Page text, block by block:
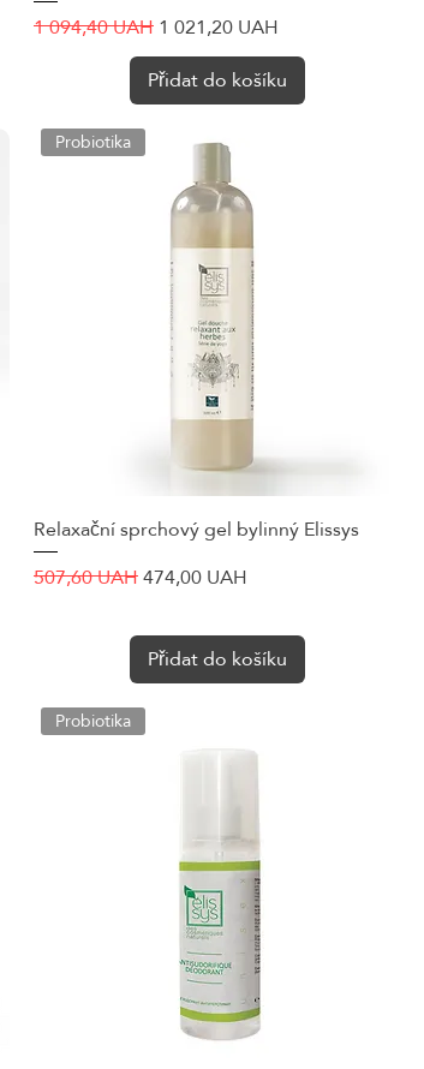
Běžná cena
1 094,40 UAHZvýhodněná cena
1 021,20 UAH
Přidat do košíku
Rychlý náhled
Probiotika
Relaxační sprchový gel bylinný Elissys
Běžná cena
507,60 UAHZvýhodněná cena
474,00 UAH
Přidat do košíku
Probiotika